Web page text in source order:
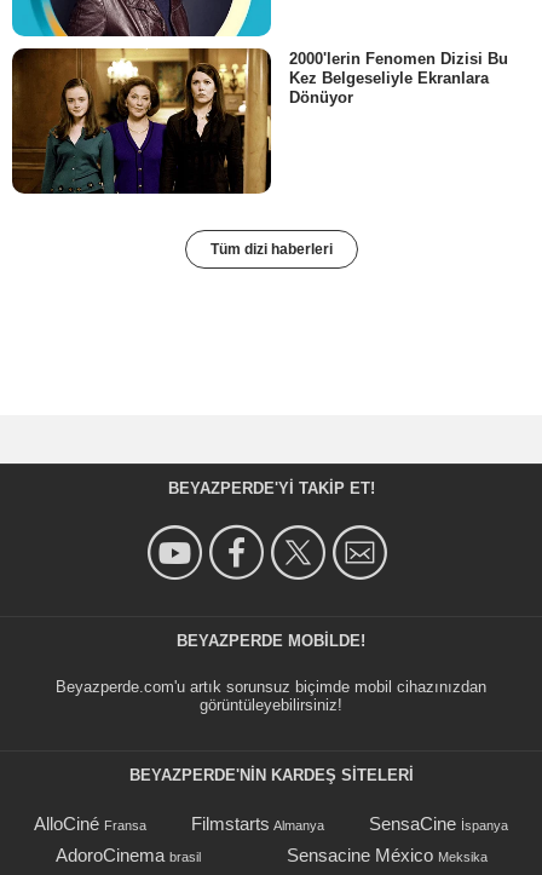
2000'lerin Fenomen Dizisi Bu
Kez Belgeseliyle Ekranlara
Dönüyor
Tüm dizi haberleri
BEYAZPERDE'YI TAKIP ET!
BEYAZPERDE MOBILDE!
Beyazperde.com'u artık sorunsuz biçimde mobil cihazınızdan
görüntüleyebilirsiniz!
BEYAZPERDE'NIN KARDEŞ SİTELERİ
AlloCiné Fransa Filmstarts Almanya SensaCine İspanya
AdoroCinema brasil Sensacine México Meksika